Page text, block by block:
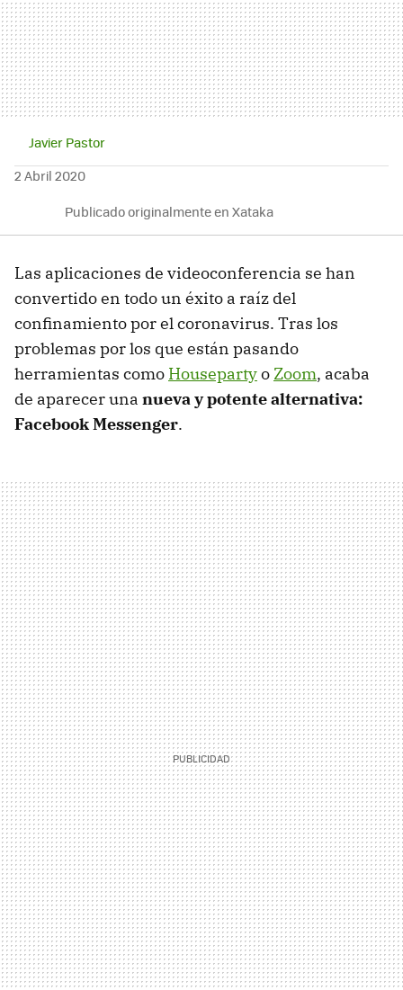
Javier Pastor
2 Abril 2020
Publicado originalmente en Xataka
Las aplicaciones de videoconferencia se han
convertido en todo un éxito a raíz del
confinamiento por el coronavirus. Tras los
problemas por los que están pasando
herramientas como Housepartyo Zoom, acaba
de aparecer una nueva y potente alternativa:
Facebook Messenger.